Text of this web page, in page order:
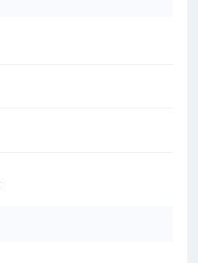
pour le quatrième
par Daniel Bauer.